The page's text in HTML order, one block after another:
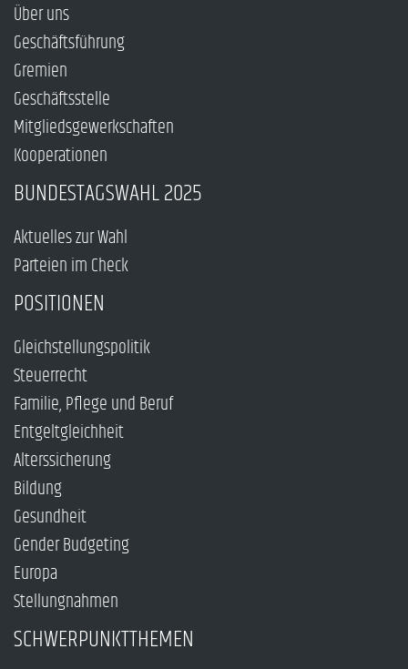
Über uns
Geschäftsführung
Gremien
Geschäftsstelle
Mitgliedsgewerkschaften
Kooperationen
BUNDESTAGSWAHL 2025
Aktuelles zur Wahl
Parteien im Check
POSITIONEN
Gleichstellungspolitik
Steuerrecht
Familie, Pflege und Beruf
Entgeltgleichheit
Alterssicherung
Bildung
Gesundheit
Gender Budgeting
Europa
Stellungnahmen
SCHWERPUNKTTHEMEN